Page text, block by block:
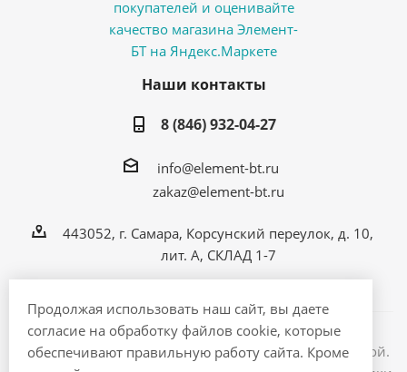
Продолжая использовать наш сайт, вы даете
согласие на обработку файлов cookie, которые
обеспечивают правильную работу сайта. Кроме
Наши контакты
8 (846) 932-04-27
info@element-bt.ru
zakaz@element-bt.ru
443052, г. Самара, Корсунский переулок, д. 10,
лит. А, СКЛАД 1-7
Информация на сайте не является публичной офертой.